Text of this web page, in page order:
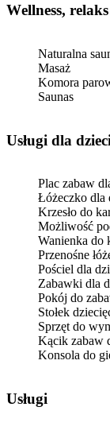
Wellness, relaks
Naturalna
Masaż
Komora
Saunas
usługi dla dzieci
Plac zabaw
Łóżeczko dla
Krzesło do
Możliwość
Wanienka do
Przenośne
Pościel dla
Zabawki dla
Pokój do
Stołek
Sprzęt do
Kącik zabaw
Konsola do
Usługi